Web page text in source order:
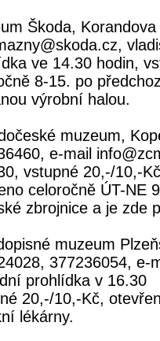
Škoda,
ve 14.30 hodin,
8-15. po
výrobní halou.
muzeum,
e-mail
vstupné 20,-/10,-Kč
celoročně ÚT-NE
zbrojnice a je zde
muzeum
377236054, e-
prohlídka v 16.30
20,-/10,-Kč,
lékárny.